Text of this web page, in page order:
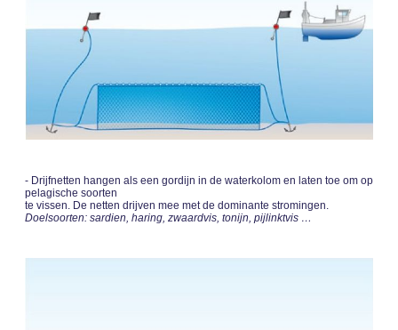
- Drijfnetten hangen als een gordijn in de waterkolom en laten toe om op
pelagische soorten
te vissen. De netten drijven mee met de dominante stromingen.
Doelsoorten: sardien, haring, zwaardvis, tonijn, pijlinktvis …